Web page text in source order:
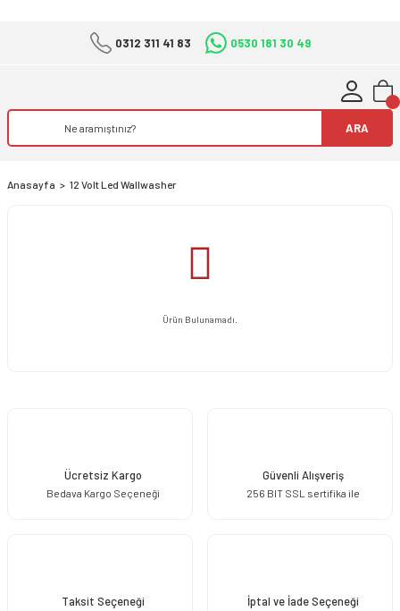
0312 311 41 83 0530 181 30 49
ARA
Anasayfa 12 Volt Led Wallwasher
Ürün Bulunamadı.
Ücretsiz Kargo
Bedava Kargo Seçeneği
Güvenli Alışveriş
256 BIT SSL sertifika ile
Taksit Seçeneği İptal ve İade Seçeneği